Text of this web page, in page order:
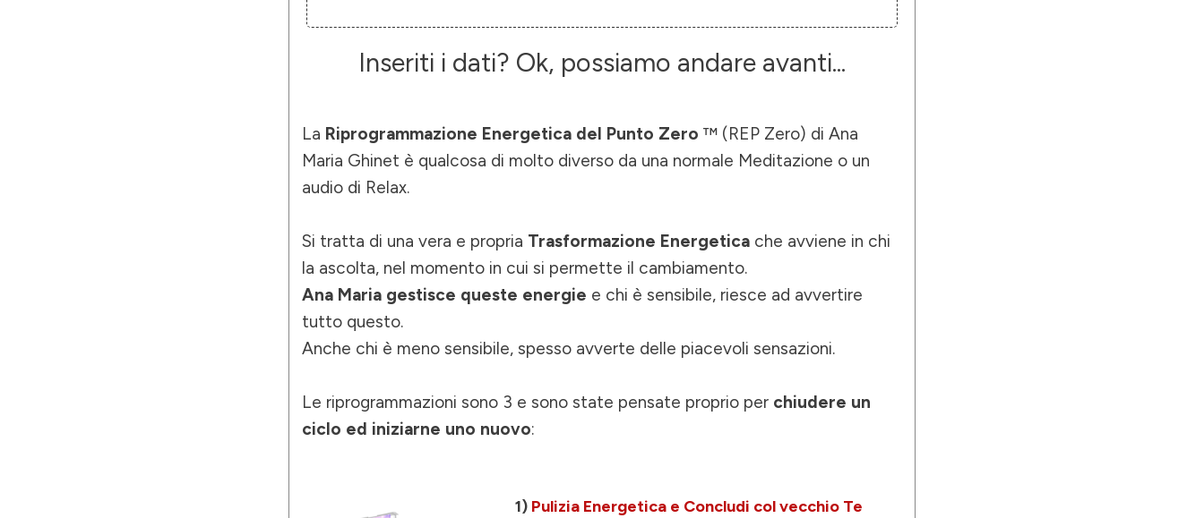
Inseriti i dati? Ok, possiamo andare avanti...
La Riprogrammazione Energetica del Punto Zero ™ (REP Zero) di Ana
Maria Ghinet è qualcosa di molto diverso da una normale Meditazione o un
audio di Relax.
Si tratta di una vera e propria Trasformazione Energetica che avviene in chi
la ascolta, nel momento in cui si permette il cambiamento.
Ana Maria gestisce queste energie e chi è sensibile, riesce ad avvertire
tutto questo.
Anche chi è meno sensibile, spesso avverte delle piacevoli sensazioni.
Le riprogrammazioni sono 3 e sono state pensate proprio per chiudere un
ciclo ed iniziarne uno nuovo:
1) Pulizia Energetica e Concludi col vecchio Te